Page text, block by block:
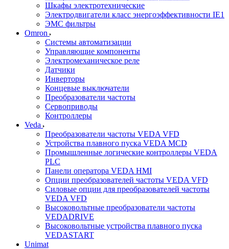
Шкафы электротехнические
Электродвигатели класс энергоэффективности IE1
ЭМС фильтры
Omron
Системы автоматизации
Управляющие компоненты
Электромеханическое реле
Датчики
Инверторы
Концевые выключатели
Преобразователи частоты
Сервоприводы
Контроллеры
Veda
Преобразователи частоты VEDA VFD
Устройства плавного пуска VEDA MCD
Промышленные логические контроллеры VEDA
PLC
Панели оператора VEDA HMI
Опции преобразователей частоты VEDA VFD
Силовые опции для преобразователей частоты
VEDA VFD
Высоковольтные преобразователи частоты
VEDADRIVE
Высоковольтные устройства плавного пуска
VEDASTART
Unimat